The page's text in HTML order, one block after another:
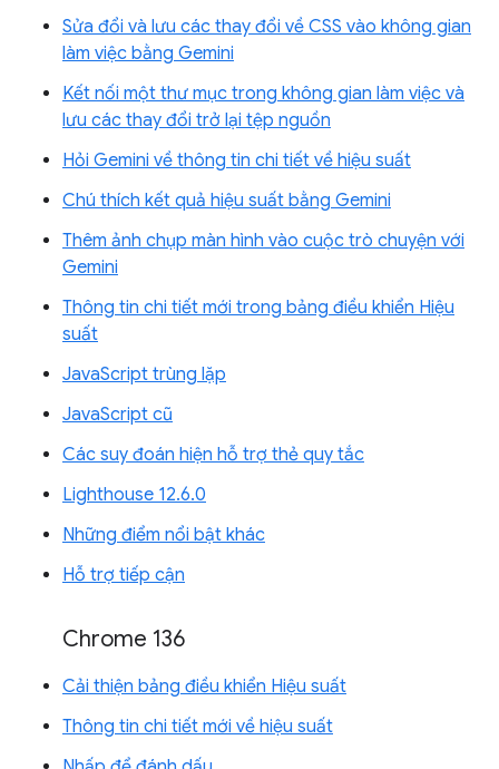
Sửa đổi và lưu các thay đổi về CSS vào không gian
làm việc bằng Gemini
Kết nối một thư mục trong không gian làm việc và
lưu các thay đổi trở lại tệp nguồn
Hỏi Gemini về thông tin chi tiết về hiệu suất
Chú thích kết quả hiệu suất bằng Gemini
Thêm ảnh chụp màn hình vào cuộc trò chuyện với
Gemini
Thông tin chi tiết mới trong bảng điều khiển Hiệu
suất
JavaScript trùng lặp
JavaScript cũ
Các suy đoán hiện hỗ trợ thẻ quy tắc
Lighthouse 12.6.0
Những điểm nổi bật khác
Hỗ trợ tiếp cận
Chrome 136
Cải thiện bảng điều khiển Hiệu suất
Thông tin chi tiết mới về hiệu suất